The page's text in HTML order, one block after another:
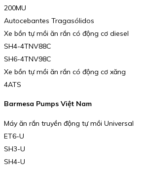
200MU
Autocebantes Tragasólidos
Xe bồn tự mồi ăn rắn có động cơ diesel
SH4-4TNV88C
SH6-4TNV98C
Xe bồn tự mồi ăn rắn có động cơ xăng
4ATS
Barmesa Pumps Việt Nam
Máy ăn rắn truyền động tự mồi Universal
ET6-U
SH3-U
SH4-U